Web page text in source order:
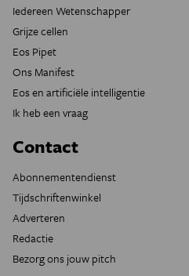
Iedereen Wetenschapper
Grijze cellen
Eos Pipet
Ons Manifest
Eos en artificiële intelligentie
Ik heb een vraag
Contact
Abonnementendienst
Tijdschriftenwinkel
Adverteren
Redactie
Bezorg ons jouw pitch